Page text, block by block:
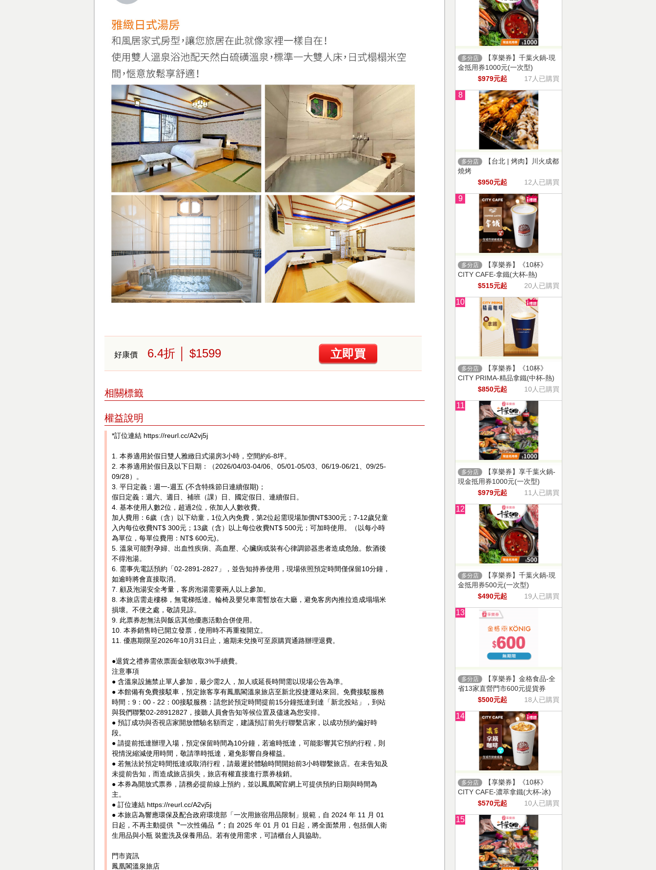
好康價 6.4折 │ $1599 立即買
相關標籤
權益說明
*訂位連結 https://reurl.cc/A2vj5j
1. 本券適用於假日雙人雅緻日式湯房3小時，空間約6-8坪。
2. 本券適用於假日及以下日期：（2026/04/03-04/06、05/01-05/03、06/19-06/21、09/25-
09/28）。
3. 平日定義：週一-週五 (不含特殊節日連續假期)；
假日定義：週六、週日、補班（課）日、國定假日、連續假日。
4. 基本使用人數2位，超過2位，依加人人數收費。
加人費用：6歲（含）以下幼童，1位入內免費，第2位起需現場加價NT$300元；7-12歲兒童
入內每位收費NT$ 300元；13歲（含）以上每位收費NT$ 500元；可加時使用。（以每小時
為單位，每單位費用：NT$ 600元)。
5. 溫泉可能對孕婦、出血性疾病、高血壓、心臟病或裝有心律調節器患者造成危險。飲酒後
不得泡湯。
6. 需事先電話預約「02-2891-2827」，並告知持券使用，現場依照預定時間僅保留10分鐘，
如逾時將會直接取消。
7. 顧及泡湯安全考量，客房泡湯需要兩人以上參加。
8. 本旅店需走樓梯，無電梯抵達。輪椅及嬰兒車需暫放在大廳，避免客房內推拉造成塌塌米
損壞。不便之處，敬請見諒。
9. 此票券恕無法與飯店其他優惠活動合併使用。
10. 本券銷售時已開立發票，使用時不再重複開立。
11. 優惠期限至2026年10月31日止，逾期未兌換可至原購買通路辦理退費。
●退貨之禮券需依票面金額收取3%手續費。
注意事項
● 含溫泉設施禁止單人參加，最少需2人，加人或延長時間需以現場公告為準。
● 本館備有免費接駁車，預定旅客享有鳳凰閣溫泉旅店至新北投捷運站來回。免費接駁服務
時間：9：00 - 22：00接駁服務：請您於預定時間提前15分鐘抵達到達「新北投站」，到站
與我們聯繫02-28912827，接聽人員會告知等候位置及儘速為您安排。
● 預訂成功與否視店家開放體驗名額而定，建議預訂前先行聯繫店家，以成功預約偏好時
段。
● 請提前抵達辦理入場，預定保留時間為10分鐘，若逾時抵達，可能影響其它預約行程，則
視情況縮減使用時間，敬請準時抵達，避免影響自身權益。
● 若無法於預定時間抵達或取消行程，請最遲於體驗時間開始前3小時聯繫旅店。在未告知及
未提前告知，而造成旅店損失，旅店有權直接進行票券核銷。
● 本券為開放式票券，請務必提前線上預約，並以鳳凰閣官網上可提供預約日期與時間為
主。
● 訂位連結 https://reurl.cc/A2vj5j
● 本旅店為響應環保及配合政府環境部「一次用旅宿用品限制」規範，自 2024 年 11 月 01
日起，不再主動提供〝一次性備品〞；自 2025 年 01 月 01 日起，將全面禁用，包括個人衛
生用品與小瓶 裝盥洗及保養用品。若有使用需求，可請櫃台人員協助。
門市資訊
鳳凰閣溫泉旅店
多分店
【享樂券】千葉火鍋-現
金抵用券1000元(一次型)
$979元起
17人已購買
8
多分店
【台北 | 烤肉】川火成都
燒烤
$950元起
12人已購買
9
多分店
【享樂券】《10杯》
CITY CAFE-拿鐵(大杯-熱)
$515元起
20人已購買
10
多分店
【享樂券】《10杯》
CITY PRIMA-精品拿鐵(中杯-熱)
$850元起
10人已購買
11
多分店
【享樂券】享千葉火鍋-
現金抵用券1000元(一次型)
$979元起
11人已購買
12
多分店
【享樂券】千葉火鍋-現
金抵用券500元(一次型)
$490元起
19人已購買
13
多分店
【享樂券】金格食品-全
省13家直營門市600元提貨券
$500元起
18人已購買
14
多分店
【享樂券】《10杯》
CITY CAFE-濃萃拿鐵(大杯-冰)
$570元起
10人已購買
15